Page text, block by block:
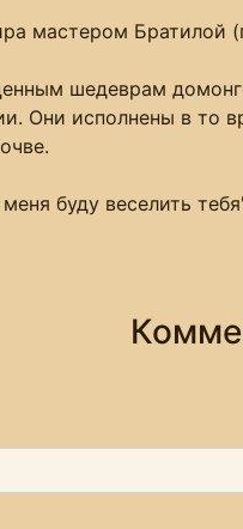
мастером Братилой
шедеврам
Они исполнены в то
буду веселить